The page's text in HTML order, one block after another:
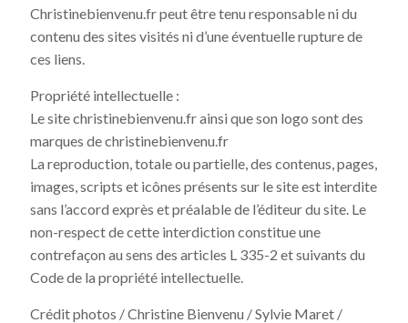
Christinebienvenu.fr peut être tenu responsable ni du
contenu des sites visités ni d’une éventuelle rupture de
ces liens.
Propriété intellectuelle :
Le site christinebienvenu.fr ainsi que son logo sont des
marques de christinebienvenu.fr
La reproduction, totale ou partielle, des contenus, pages,
images, scripts et icônes présents sur le site est interdite
sans l’accord exprès et préalable de l’éditeur du site. Le
non-respect de cette interdiction constitue une
contrefaçon au sens des articles L 335-2 et suivants du
Code de la propriété intellectuelle.
Crédit photos / Christine Bienvenu / Sylvie Maret /